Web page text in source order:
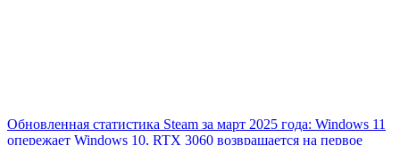
Обновленная статистика Steam за март 2025 года: Windows 11
опережает Windows 10, RTX 3060 возвращается на первое